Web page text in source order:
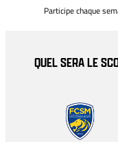
Participe chaque
QUEL SERA LE